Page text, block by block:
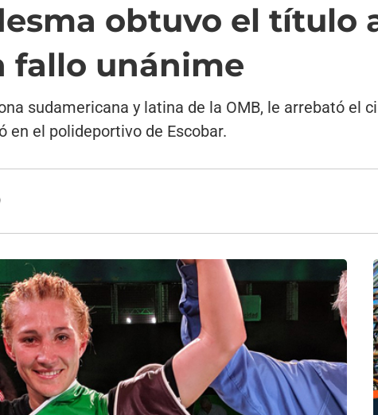
obtuvo el título
fallo unánime
sudamericana y latina de la OMB, le arrebató el
en el polideportivo de Escobar.